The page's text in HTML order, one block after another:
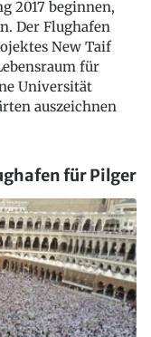
2017 beginnen,
Der Flughafen
New Taif
für
Universität
auszeichnen
für Pilger